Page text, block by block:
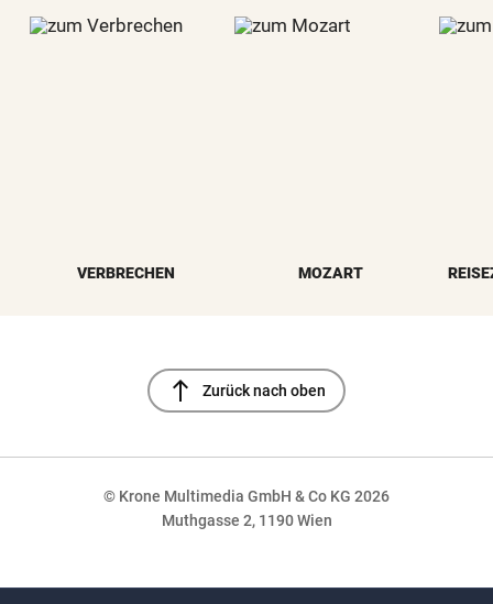
VERBRECHEN MOZART
north Zurück nach oben
© Krone Multimedia GmbH & Co KG 2026
Muthgasse 2, 1190 Wien
NaN%